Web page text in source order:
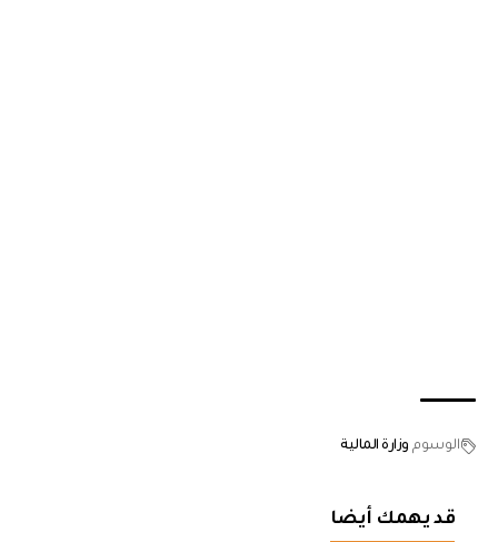
الوسوم وزارة المالية
قد يهمك أيضا